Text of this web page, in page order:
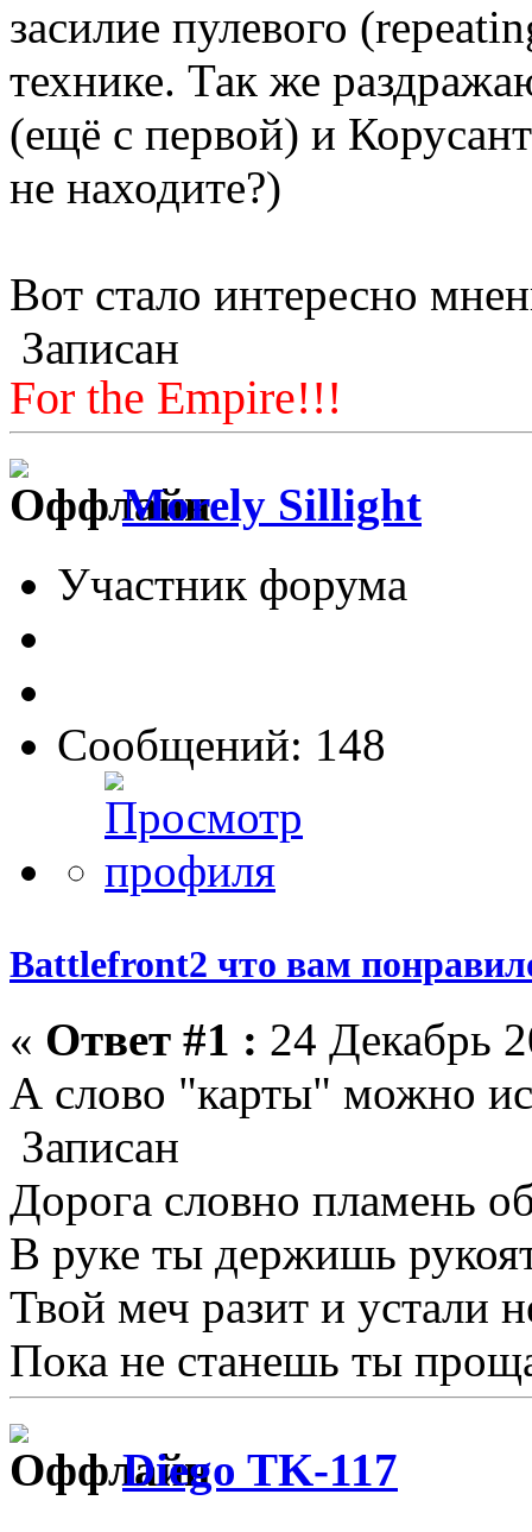
засилие пулевого
технике. Так же
(ещё с первой) и
не находите?)
Вот стало интересно
Записан
For the Empire!!!
Morely Sillight
Участник форума
Сообщений: 148
Battlefront2 что вам
« Ответ #1 : 24 Декабрь
А слово "карты" можно
Записан
Дорога словно пламень
В руке ты держишь
Твой меч разит и устали
Пока не станешь ты
Diego TK-117